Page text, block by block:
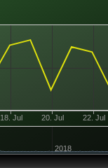
18. Jul 20. Jul 22. Jul
2018